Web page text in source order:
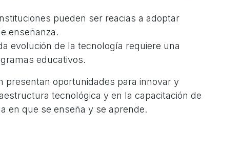
pueden ser reacias a adoptar
enseñanza.
evolución de la tecnología requiere una
educativos.
presentan oportunidades para innovar y
tecnológica y en la capacitación de
en que se enseña y se aprende.